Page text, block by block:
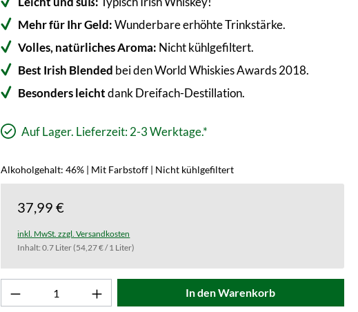
Mehr für Ihr Geld:Wunderbare erhöhte Trinkstärke.
Volles, natürliches Aroma: Nicht kühlgefiltert.
Best Irish Blended bei den World Whiskies Awards 2018.
Besonders leichtdank Dreifach-Destillation.
Auf Lager. Lieferzeit: 2-3 Werktage.*
Alkoholgehalt: 46% | Mit Farbstoff | Nicht kühlgefiltert
37,99 €
inkl. MwSt. zzgl. Versandkosten
Inhalt:0.7 Liter(54,27 € / 1 Liter)
Produkt Anzahl: Gib den gewünschten Wert ein
In den Warenkorb